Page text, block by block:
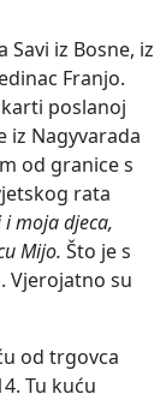
iz Bosne, iz
Franjo.
poslanoj
iz Nagyvarada
od granice s
rata
i moja djeca,
Mijo. Što je s
Vjerojatno su
od trgovca
Tu kuću